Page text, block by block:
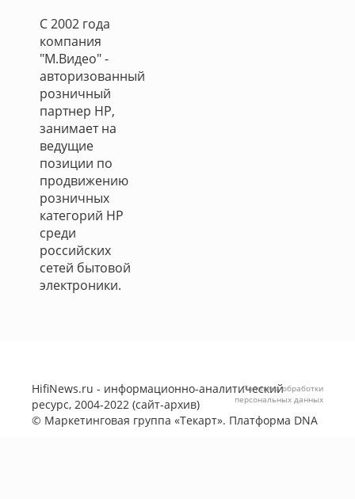
С 2002 года
компания
"М.Видео" -
авторизованный
розничный
партнер HP,
занимает на
ведущие
позиции по
продвижению
розничных
категорий НР
среди
российских
сетей бытовой
электроники.
HifiNews.ru - информационно-аналитический
ресурс, 2004-2022 (сайт-архив)
© Маркетинговая группа «Текарт». Платформа DNA
Политика обработки
персональных данных